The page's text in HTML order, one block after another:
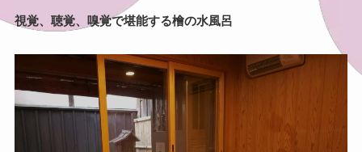
視覚、聴覚、嗅覚で堪能する檜の水風呂